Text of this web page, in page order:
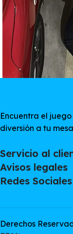
Encuentra el
diversión a tu
Servicio al
Avisos legales
Redes Sociales
Derechos